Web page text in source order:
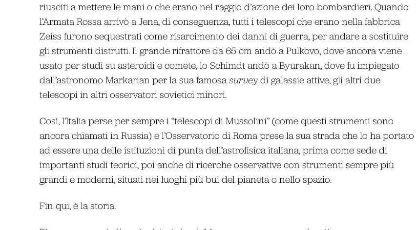
riusciti a mettere le mani o che erano nel raggio d’azione dei loro bombardieri. Quando
l’Armata Rossa arrivò a Jena, di conseguenza, tutti i telescopi che erano nella fabbrica
Zeiss furono sequestrati come risarcimento dei danni di guerra, per andare a sostituire
gli strumenti distrutti. Il grande rifrattore da 65 cm andò a Pulkovo, dove ancora viene
usato per studi su asteroidi e comete, lo Schimdt andò a Byurakan, dove fu impiegato
dall’astronomo Markarian per la sua famosa surveydi galassie attive, gli altri due
telescopi in altri osservatori sovietici minori.
Così, l’Italia perse per sempre i “telescopi di Mussolini” (come questi strumenti sono
ancora chiamati in Russia) e l’Osservatorio di Roma prese la sua strada che lo ha portato
ad essere una delle istituzioni di punta dell’astrofisica italiana, prima come sede di
importanti studi teorici, poi anche di ricerche osservative con strumenti sempre più
grandi e moderni, situati nei luoghi più bui del pianeta o nello spazio.
Fin qui, è la storia.